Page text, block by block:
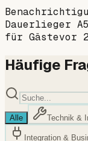
Dauerlieger
für Gästevor
Häufige
Alle Technik &
Integration &